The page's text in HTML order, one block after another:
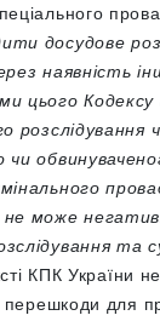
досудове
наявність
цього Кодексу
розслідування
чи
може
та
КПК України
перешкоди для